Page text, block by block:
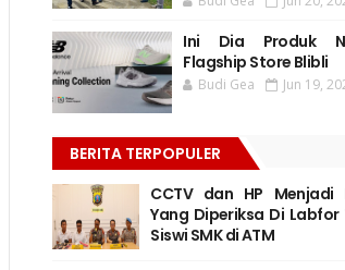
Ini Dia Produk
Flagship Store Blibli
Budi Gea Jun 19,
BERITA TERPOPULER
CCTV dan HP Menjadi
Yang Diperiksa Di Labfor
Siswi SMK di ATM